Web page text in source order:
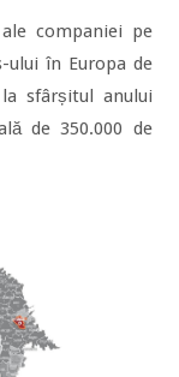
companiei pe
ului în Europa de
sfârșitul anului
de 350.000 de